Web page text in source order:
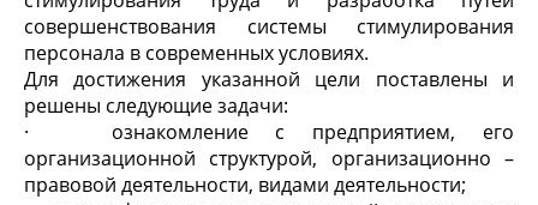
совершенствования системы стимулирования
персонала в современных условиях.
Для достижения указанной цели поставлены и
решены следующие задачи:
· ознакомление с предприятием, его
организационной структурой, организационно –
правовой деятельности, видами деятельности;